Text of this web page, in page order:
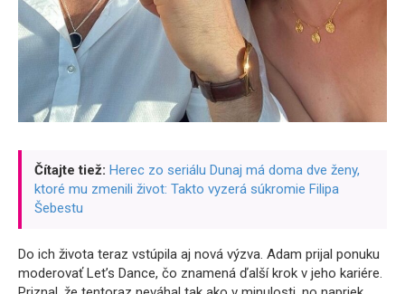
Čítajte tiež: Herec zo seriálu Dunaj má doma dve ženy,
ktoré mu zmenili život: Takto vyzerá súkromie Filipa
Šebestu
Do ich života teraz vstúpila aj nová výzva. Adam prijal ponuku
moderovať Let’s Dance, čo znamená ďalší krok v jeho kariére.